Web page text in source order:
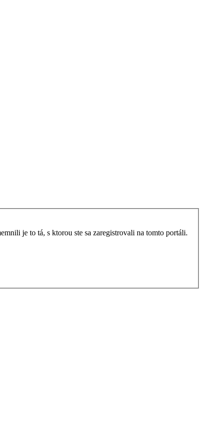
je to tá, s ktorou ste sa zaregistrovali na tomto portáli.